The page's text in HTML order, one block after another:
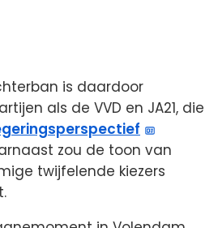
is daardoor
als de VVD en JA21, die
zou de toon van
twijfelende kiezers